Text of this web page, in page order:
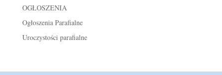
OGŁOSZENIA
Ogłoszenia Parafialne
Uroczystości parafialne